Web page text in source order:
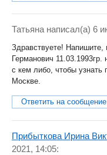
Татьяна написал(a) 6
Здравствуете!
Германович
с кем либо, чтобы узнать
Москве.
Ответить на сообщение
Прибыткова Ирина
2021, 14:05: